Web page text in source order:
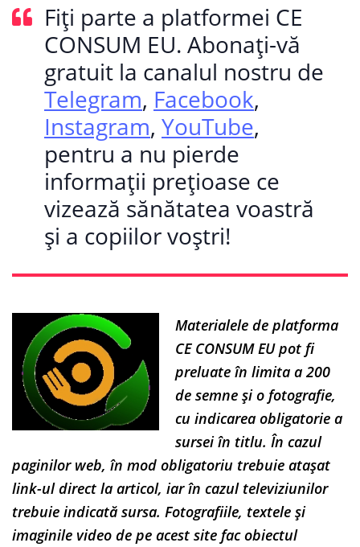
Fiți parte a platformei CE
CONSUM EU. Abonați-vă
gratuit la canalul nostru de
Telegram, Facebook,
Instagram, YouTube,
pentru a nu pierde
informații prețioase ce
vizează sănătatea voastră
și a copiilor voștri!
Materialele de platforma
CE CONSUM EU pot fi
preluate în limita a 200
de semne și o fotografie,
cu indicarea obligatorie a
sursei în titlu. În cazul
paginilor web, în mod obligatoriu trebuie atașat
link-ul direct la articol, iar în cazul televiziunilor
trebuie indicată sursa. Fotografiile, textele și
imaginile video de pe acest site fac obiectul